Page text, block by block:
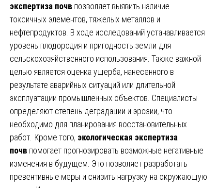
экспертиза почв позволяет выявить наличие
токсичных элементов, тяжелых металлов и
нефтепродуктов. В ходе исследований устанавливается
уровень плодородия и пригодность земли для
сельскохозяйственного использования. Также важной
целью является оценка ущерба, нанесенного в
результате аварийных ситуаций или длительной
эксплуатации промышленных объектов. Специалисты
определяют степень деградации и эрозии, что
необходимо для планирования восстановительных
работ. Кроме того, экологическая экспертиза
почв помогает прогнозировать возможные негативные
изменения в будущем. Это позволяет разработать
превентивные меры и снизить нагрузку на окружающую